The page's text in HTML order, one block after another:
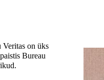
Veritas on üks
Bureau
.